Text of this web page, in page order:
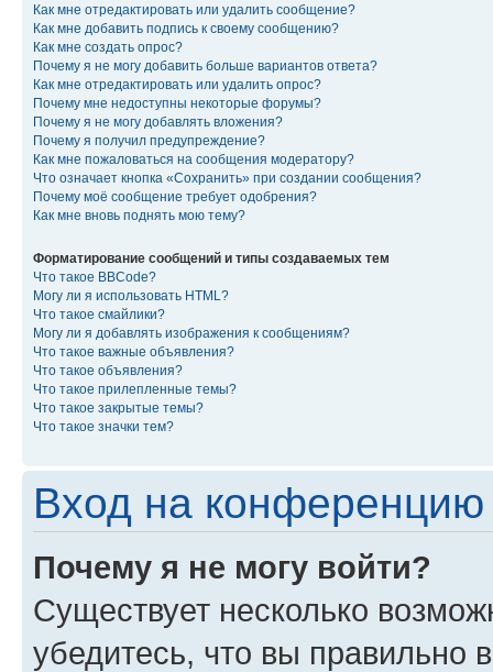
Как мне отредактировать или удалить сообщение?
Как мне добавить подпись к своему сообщению?
Как мне создать опрос?
Почему я не могу добавить больше вариантов ответа?
Как мне отредактировать или удалить опрос?
Почему мне недоступны некоторые форумы?
Почему я не могу добавлять вложения?
Почему я получил предупреждение?
Как мне пожаловаться на сообщения модератору?
Что означает кнопка «Сохранить» при создании сообщения?
Почему моё сообщение требует одобрения?
Как мне вновь поднять мою тему?
Форматирование сообщений и типы создаваемых тем
Что такое BBCode?
Могу ли я использовать HTML?
Что такое смайлики?
Могу ли я добавлять изображения к сообщениям?
Что такое важные объявления?
Что такое объявления?
Что такое прилепленные темы?
Что такое закрытые темы?
Что такое значки тем?
Вход на конференцию
Почему я не могу войти?
Существует несколько
убедитесь, что вы правильно